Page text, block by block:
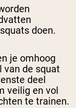
doen.
je omhoog
van de squat
deel
veilig en vol
te trainen.